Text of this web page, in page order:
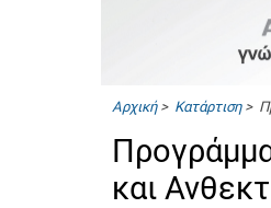
Αρχική> Κατάρτιση>
και